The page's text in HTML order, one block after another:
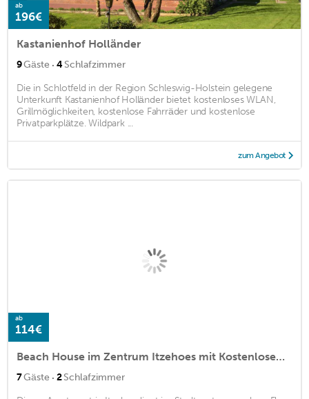
ab
196€
Kastanienhof Holländer
9Gäste · 4Schlafzimmer
Die in Schlotfeld in der Region Schleswig-Holstein gelegene
Unterkunft Kastanienhof Holländer bietet kostenloses WLAN,
Grillmöglichkeiten, kostenlose Fahrräder und kostenlose
Privatparkplätze. Wildpark ...
zum Angebot
ab
114€
Beach House im Zentrum Itzehoes mit Kostenlosem Parkplatz und Terrasse
7Gäste · 2Schlafzimmer